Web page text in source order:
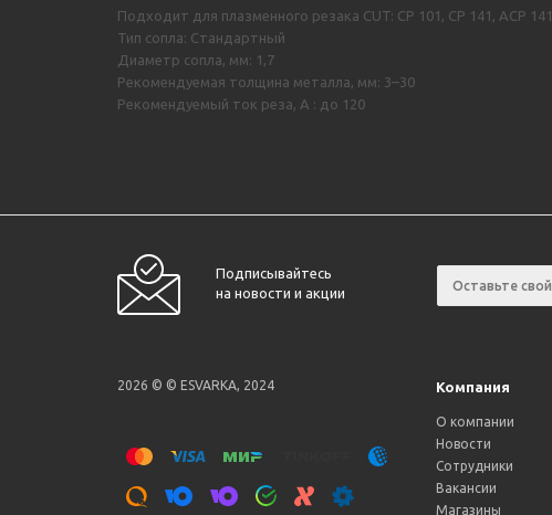
Подходит для плазменного резака CUT: CP 101, CP 141, ACP 141
Тип сопла: Стандартный
Диаметр сопла, мм: 1,7
Рекомендуемая толщина металла, мм: 3–30
Рекомендуемый ток реза, А : до 120
Подписывайтесь
на новости и акции
2026 © © ESVARKA, 2024 Компания
О компании
Новости
Сотрудники
Вакансии
Магазины